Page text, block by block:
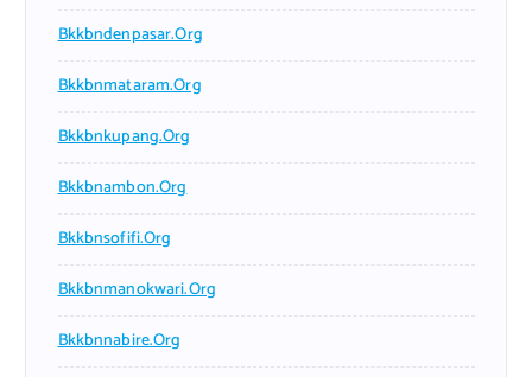
Bkkbndenpasar.org
Bkkbnmataram.org
Bkkbnkupang.org
Bkkbnambon.org
Bkkbnsofifi.org
Bkkbnmanokwari.org
Bkkbnnabire.org